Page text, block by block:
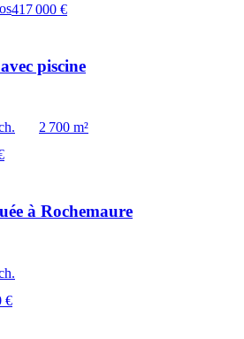
417 000 €
piscine
2 700 m²
à Rochemaure
€